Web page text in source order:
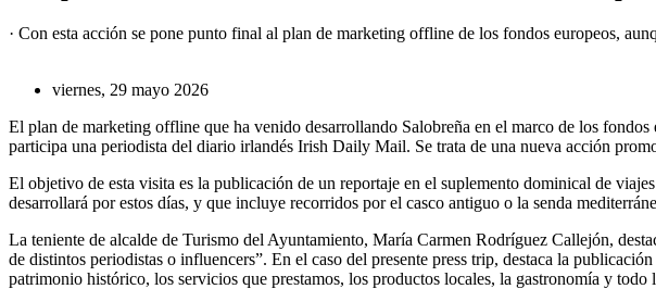
· Con esta acción se pone punto final al plan de marketing offline de los fondos europeos,
viernes, 29 mayo 2026
El plan de marketing offline que ha venido desarrollando Salobreña en el marco de los
participa una periodista del diario irlandés Irish Daily Mail. Se trata de una nueva acción
El objetivo de esta visita es la publicación de un reportaje en el suplemento dominical de
desarrollará por estos días, y que incluye recorridos por el casco antiguo o la senda
La teniente de alcalde de Turismo del Ayuntamiento, María Carmen Rodríguez Callejón,
de distintos periodistas o influencers”. En el caso del presente press trip, destaca la
patrimonio histórico, los servicios que prestamos, los productos locales, la gastronomía y